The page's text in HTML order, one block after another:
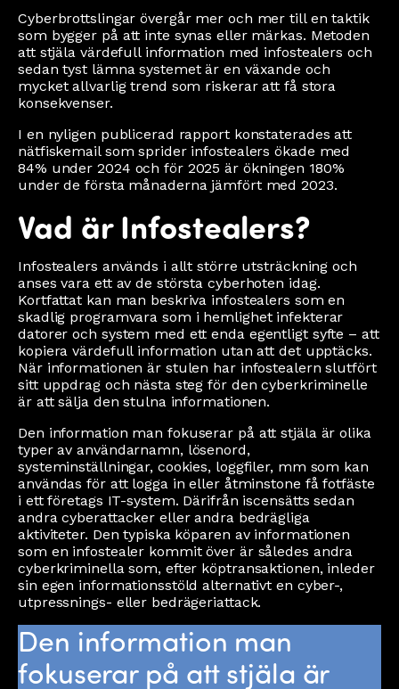
Cyberbrottslingar övergår mer och mer till en taktik
som bygger på att inte synas eller märkas. Metoden
att stjäla värdefull information med infostealers och
sedan tyst lämna systemet är en växande och
mycket allvarlig trend som riskerar att få stora
konsekvenser.
I en nyligen publicerad rapport konstaterades att
nätfiskemail som sprider infostealers ökade med
84% under 2024 och för 2025 är ökningen 180%
under de första månaderna jämfört med 2023.
Vad är Infostealers?
Infostealers används i allt större utsträckning och
anses vara ett av de största cyberhoten idag.
Kortfattat kan man beskriva infostealers som en
skadlig programvara som i hemlighet infekterar
datorer och system med ett enda egentligt syfte – att
kopiera värdefull information utan att det upptäcks.
När informationen är stulen har infostealern slutfört
sitt uppdrag och nästa steg för den cyberkriminelle
är att sälja den stulna informationen.
Den information man fokuserar på att stjäla är olika
typer av användarnamn, lösenord,
systeminställningar, cookies, loggfiler, mm som kan
användas för att logga in eller åtminstone få fotfäste
i ett företags IT-system. Därifrån iscensätts sedan
andra cyberattacker eller andra bedrägliga
aktiviteter. Den typiska köparen av informationen
som en infostealer kommit över är således andra
cyberkriminella som, efter köptransaktionen, inleder
sin egen informationsstöld alternativt en cyber-,
utpressnings- eller bedrägeriattack.
Den information man
fokuserar på att stjäla är